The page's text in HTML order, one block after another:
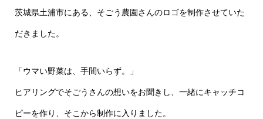
茨城県土浦市にある、そごう農園さんのロゴを制作させていた
だきました。
「ウマい野菜は、手間いらず。」
ヒアリングでそごうさんの想いをお聞きし、一緒にキャッチコ
ピーを作り、そこから制作に入りました。